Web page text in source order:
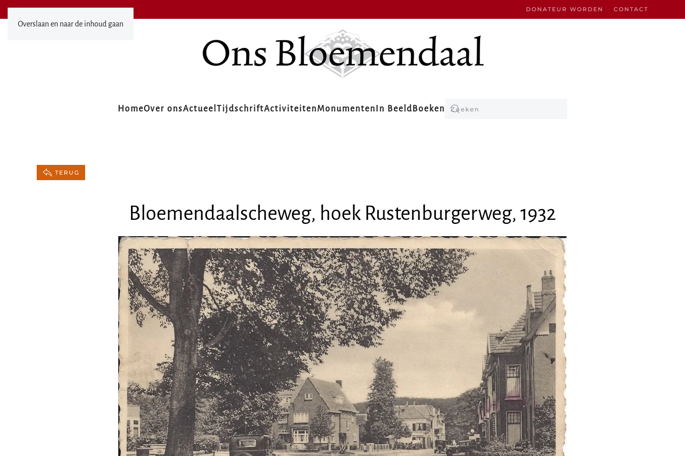
Overslaan en naar de inhoud gaan
DONATEUR WORDEN CONTACT
HomeOver onsActueel TijdschriftActiviteitenMonumenten In Beeld Boeken
TERUG
Bloemendaalscheweg, hoek Rustenburgerweg, 1932